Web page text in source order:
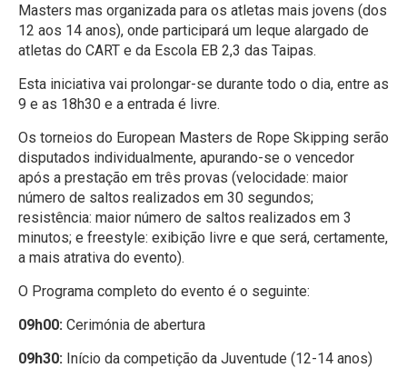
Masters mas organizada para os atletas mais jovens (dos
12 aos 14 anos), onde participará um leque alargado de
atletas do CART e da Escola EB 2,3 das Taipas.
Esta iniciativa vai prolongar-se durante todo o dia, entre as
9 e as 18h30 e a entrada é livre.
Os torneios do European Masters de Rope Skipping serão
disputados individualmente, apurando-se o vencedor
após a prestação em três provas (velocidade: maior
número de saltos realizados em 30 segundos;
resistência: maior número de saltos realizados em 3
minutos; e freestyle: exibição livre e que será, certamente,
a mais atrativa do evento).
O Programa completo do evento é o seguinte:
09h00: Cerimónia de abertura
09h30: Início da competição da Juventude (12-14 anos)